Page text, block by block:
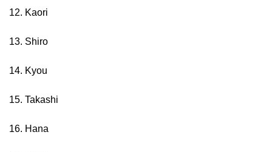
12. Kaori
13. Shiro
14. Kyou
15. Takashi
16. Hana